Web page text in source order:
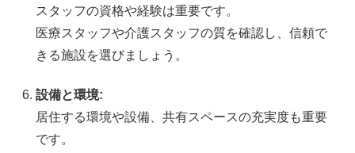
スタッフの資格や経験は重要です。
医療スタッフや介護スタッフの質を確認し、信頼で
きる施設を選びましょう。
設備と環境:
居住する環境や設備、共有スペースの充実度も重要
です。